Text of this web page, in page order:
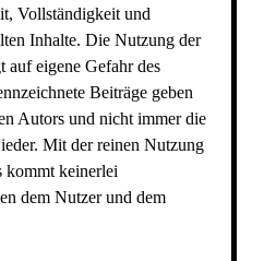
Vollständigkeit und
Inhalte. Die Nutzung der
auf eigene Gefahr des
Beiträge geben
Autors und nicht immer die
Mit der reinen Nutzung
kommt keinerlei
dem Nutzer und dem